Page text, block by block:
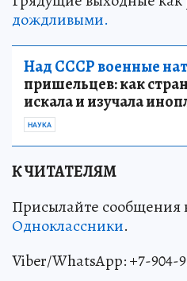
дождливыми.
Над СССР военные
пришельцев: как
искала и изучала
НАУКА
К ЧИТАТЕЛЯМ
Присылайте сообщения
Одноклассники.
Viber/WhatsApp: +7-904-